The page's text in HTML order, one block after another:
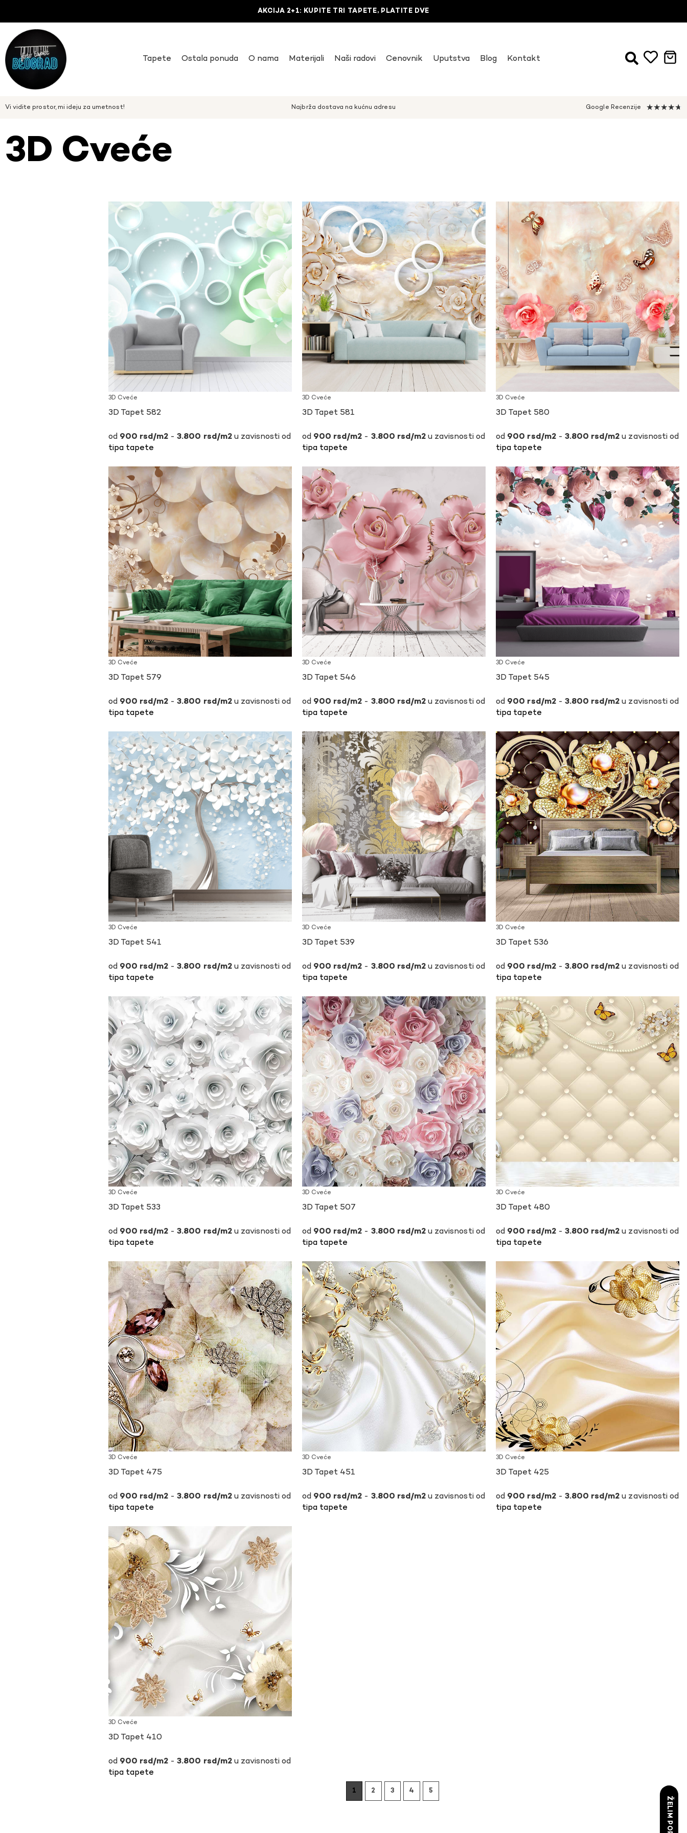
AKCIJA 2+1: KUPITE TRI TAPETE, PLATITE DVE
Tapete Ostala ponuda O nama Materijali Naši radovi Cenovnik Uputstva Blog Kontakt
Vi vidite prostor, mi ideju za umetnost! Najbrža dostava na kućnu adresu Google Recenzije ★★★★★
3D Cveće
3D Cveće
3D Tapet 582
900 rsd -3.800 rsd
u zavisnosti od
tipa tapete
3D Cveće
3D Tapet 581
900 rsd - 3.800 rsd
u zavisnosti od
tipa tapete
3D Cveće
3D Tapet 580
900 rsd - 3.800 rsd
u zavisnosti od
tipa tapete
3D Cveće
3D Tapet 579
900 rsd -3.800 rsd
u zavisnosti od
tipa tapete
3D Cveće
3D Tapet 546
900 rsd - 3.800 rsd
u zavisnosti od
tipa tapete
3D Cveće
3D Tapet 545
900 rsd - 3.800 rsd
u zavisnosti od
tipa tapete
3D Cveće
3D Tapet 541
900 rsd -3.800 rsd
u zavisnosti od
tipa tapete
3D Cveće
3D Tapet 539
900 rsd - 3.800 rsd
u zavisnosti od
tipa tapete
3D Cveće
3D Tapet 536
900 rsd - 3.800 rsd
u zavisnosti od
tipa tapete
3D Cveće
3D Tapet 533
900 rsd -3.800 rsd
u zavisnosti od
tipa tapete
3D Cveće
3D Tapet 507
900 rsd - 3.800 rsd
u zavisnosti od
tipa tapete
3D Cveće
3D Tapet 480
900 rsd - 3.800 rsd
u zavisnosti od
tipa tapete
3D Cveće
3D Tapet 475
900 rsd -3.800 rsd
u zavisnosti od
tipa tapete
3D Cveće
3D Tapet 451
900 rsd - 3.800 rsd
u zavisnosti od
tipa tapete
3D Cveće
3D Tapet 425
900 rsd - 3.800 rsd
u zavisnosti od
tipa tapete
3D Cveće
3D Tapet 410
900 rsd -3.800 rsd
u zavisnosti od
tipa tapete
1 2 3 4 5